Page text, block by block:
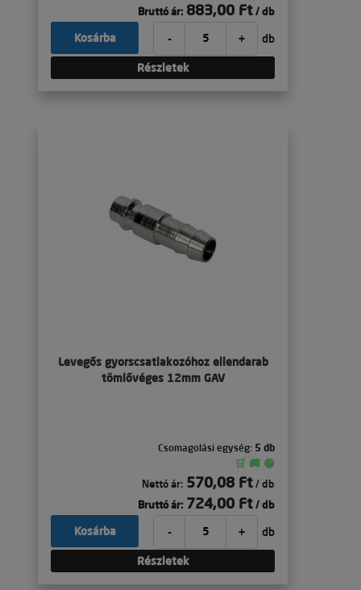
Bruttó ár: 883,00 Ft / db
- + db
Kosárba
Részletek
Levegős gyorscsatlakozóhoz ellendarab
tömlővéges 12mm GAV
Csomagolási egység: 5 db
🛒 🚚 🟢
Nettó ár: 570,08 Ft / db
Bruttó ár: 724,00 Ft / db
- + db
Kosárba
Részletek